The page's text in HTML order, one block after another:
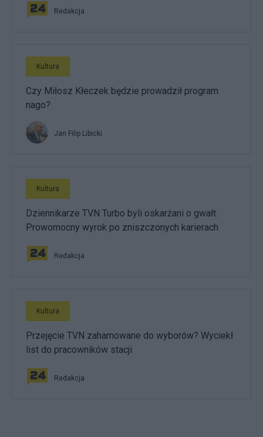
Redakcja
Kultura
Czy Miłosz Kłeczek będzie prowadził program
nago?
Jan Filip Libicki
Kultura
Dziennikarze TVN Turbo byli oskarżani o gwałt.
Prowomocny wyrok po zniszczonych karierach
Redakcja
Kultura
Przejęcie TVN zahamowane do wyborów? Wyciekł
list do pracowników stacji
Redakcja